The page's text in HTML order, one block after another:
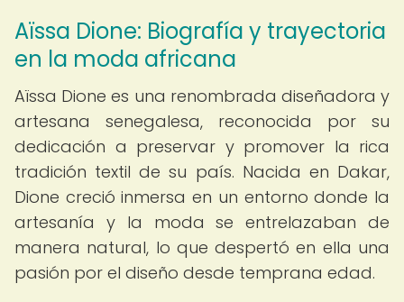
Aïssa Dione: Biografía y trayectoria
en la moda africana
Aïssa Dione es una renombrada diseñadora y
artesana senegalesa, reconocida por su
dedicación a preservar y promover la rica
tradición textil de su país. Nacida en Dakar,
Dione creció inmersa en un entorno donde la
artesanía y la moda se entrelazaban de
manera natural, lo que despertó en ella una
pasión por el diseño desde temprana edad.